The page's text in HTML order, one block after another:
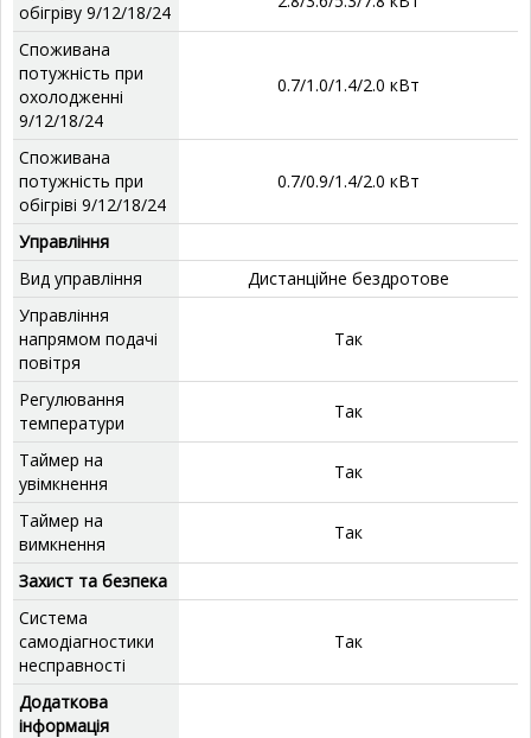
обігріву 9/12/18/24
Споживана
потужність при
охолодженні
9/12/18/24
0.7/1.0/1.4/2.0 кВт
Споживана
потужність при
обігріві 9/12/18/24
0.7/0.9/1.4/2.0 кВт
Управління
Вид управління
Дистанційне бездротове
Управління
напрямом подачі
повітря
Так
Регулювання
температури
Так
Таймер на
увімкнення
Так
Таймер на
вимкнення
Так
Захист та безпека
Система
самодіагностики
несправності
Так
Додаткова
інформація